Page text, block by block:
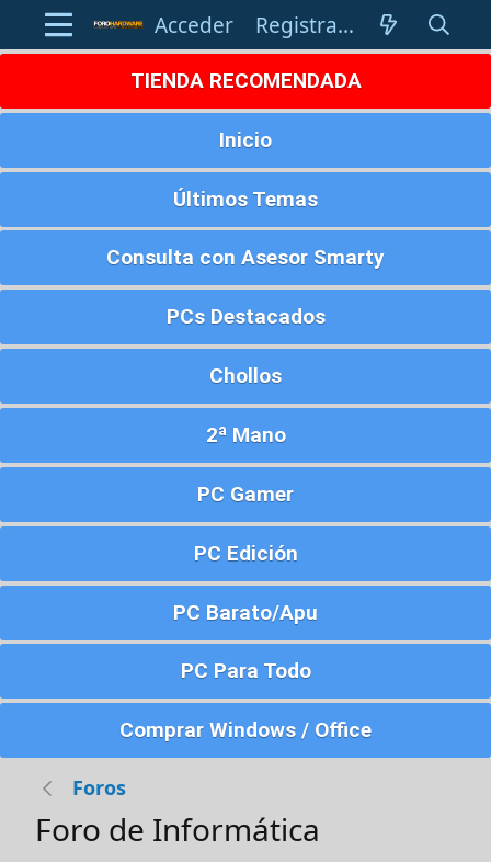
Acceder Registrarse
TIENDA RECOMENDADA
Inicio
Últimos Temas
Consulta con Asesor Smarty
PCs Destacados
Chollos
2ª Mano
PC Gamer
PC Edición
PC Barato/Apu
PC Para Todo
Comprar Windows / Office
Foros
Foro de Informática